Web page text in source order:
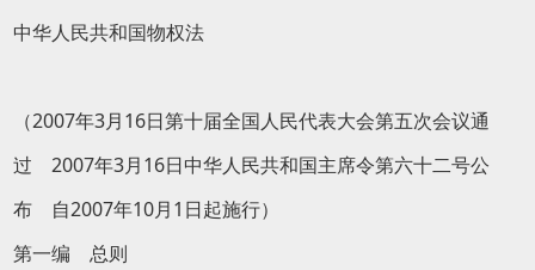
中华人民共和国物权法
（2007年3月16日第十届全国人民代表大会第五次会议通
过 2007年3月16日中华人民共和国主席令第六十二号公
布 自2007年10月1日起施行）
第一编 总则